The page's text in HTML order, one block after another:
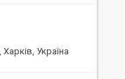
Україна